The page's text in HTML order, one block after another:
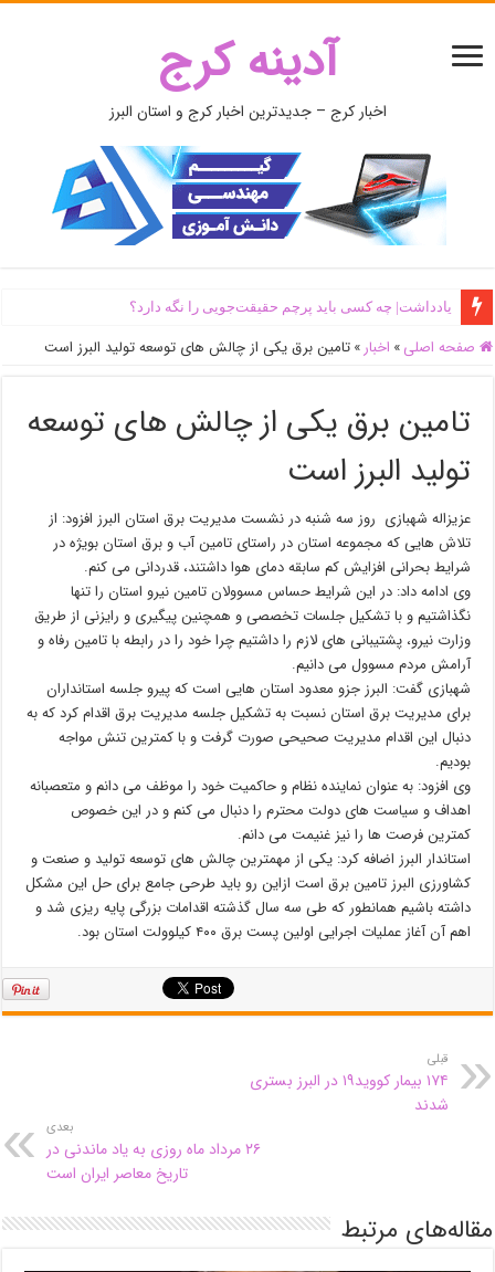
آدینه کرج
اخبار کرج – جدیدترین اخبار کرج و استان البرز
یادداشت| ‌چه کسی باید پرچم حقیقت‌جویی را نگه دارد؟
صفحه اصلی » اخبار » تامین برق یکی از چالش های توسعه تولید البرز است
تامین برق یکی از چالش های توسعه
تولید البرز است
عزیزاله شهبازی روز سه شنبه در نشست مدیریت برق استان البرز افزود: از
تلاش هایی که مجموعه استان در راستای تامین آب و برق استان بویژه در
شرایط بحرانی افزایش کم سابقه دمای هوا داشتند، قدردانی می کنم.
وی ادامه داد: در این شرایط حساس مسوولان تامین نیرو استان را تنها
نگذاشتیم و با تشکیل جلسات تخصصی و همچنین پیگیری و رایزنی از طریق
وزارت نیرو، پشتیبانی های لازم را داشتیم چرا خود را در رابطه با تامین رفاه و
آرامش مردم مسوول می دانیم.
شهبازی گفت: البرز جزو معدود استان هایی است که پیرو جلسه استانداران
برای مدیریت برق استان نسبت به تشکیل جلسه مدیریت برق اقدام کرد که به
دنبال این اقدام مدیریت صحیحی صورت گرفت و با کمترین تنش مواجه
بودیم.
وی افزود: به عنوان نماینده نظام و حاکمیت خود را موظف می دانم و متعصبانه
اهداف و سیاست های دولت محترم را دنبال می کنم و در این خصوص
کمترین فرصت ها را نیز غنیمت می دانم.
استاندار البرز اضافه کرد: یکی از مهمترین چالش های توسعه تولید و صنعت و
کشاورزی البرز تامین برق است ازاین رو باید طرحی جامع برای حل این مشکل
داشته باشیم همانطور که طی سه سال گذشته اقدامات بزرگی پایه ریزی شد و
اهم آن آغاز عملیات اجرایی اولین پست برق ۴۰۰ کیلوولت استان بود.
قبلی
۱۷۴ بیمار کووید۱۹ در البرز بستری
شدند
بعدی
۲۶ مرداد ماه روزی به یاد ماندنی در
تاریخ معاصر ایران است
مقاله‌های مرتبط